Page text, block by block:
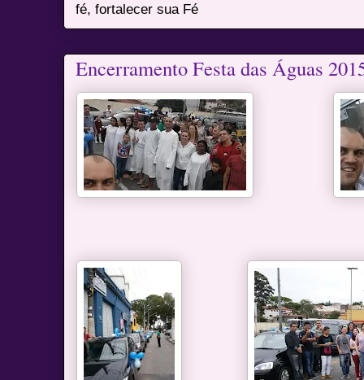
fé, fortalecer sua Fé
Encerramento Festa das Águas